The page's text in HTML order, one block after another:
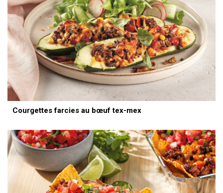
Courgettes farcies au bœuf tex-mex